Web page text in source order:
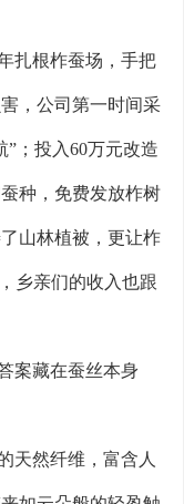
扎根柞蚕场，手把
，公司第一时间采
”；投入60万元改造
种，免费发放柞树
山林植被，更让柞
乡亲们的收入也跟
案藏在蚕丝本身
然纤维，富含人